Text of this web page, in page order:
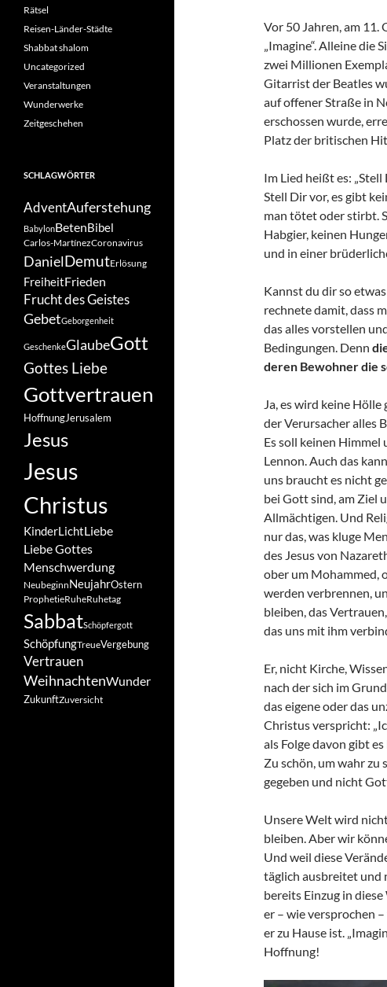
Vor 50 Jahren, am
„Imagine“. Alleine die
zwei Millionen
Gitarrist der Beatles
auf offener Straße in
erschossen wurde,
Platz der britischen
Im Lied heißt es:
Stell Dir vor, es gibt
man tötet oder stirbt.
Habgier, keinen
und in einer
Kannst du dir so
rechnete damit, dass
das alles vorstellen
Bedingungen. Denn
deren Bewohner die
Ja, es wird keine
der Verursacher alles
Es soll keinen Himmel
Lennon. Auch das
uns braucht es nicht
bei Gott sind, am Ziel
Allmächtigen. Und
nur das, was kluge
des Jesus von
ober um Mohammed,
werden verbrennen,
bleiben, das
das uns mit ihm
Er, nicht Kirche,
nach der sich im
das eigene oder das
Christus verspricht:
als Folge davon gibt
Zu schön, um wahr zu
gegeben und nicht
Unsere Welt wird
bleiben. Aber wir
Und weil diese
täglich ausbreitet und
bereits Einzug in
er – wie versprochen
er zu Hause ist.
Hoffnung!
Rätsel
Reisen-Länder-Städte
Shabbat shalom
Uncategorized
Veranstaltungen
Wunderwerke
Zeitgeschehen
SCHLAGWÖRTER
AdventAuferstehung
BabylonBetenBibel
Carlos-MartínezCoronavirus
DanielDemutErlösung
FreiheitFrieden
Frucht des Geistes
GebetGeborgenheit
GeschenkeGlaubeGott
Gottes Liebe
Gottvertrauen
HoffnungJerusalem
Jesus
Jesus
Christus
KinderLichtLiebe
Liebe Gottes
Menschwerdung
NeubeginnNeujahrOstern
ProphetieRuheRuhetag
SabbatSchöpfergott
SchöpfungTreueVergebung
Vertrauen
WeihnachtenWunder
ZukunftZuversicht